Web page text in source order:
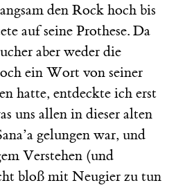
den Rock hoch bis
auf seine Prothese. Da
aber weder die
ein Wort von seiner
hatte, entdeckte ich erst
uns allen in dieser alten
gelungen war, und
Verstehen (und
bloß mit Neugier zu tun